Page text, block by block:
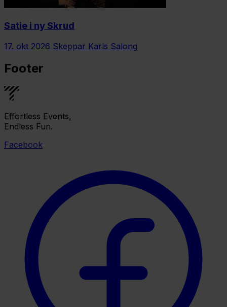
Satie i ny Skrud
17. okt 2026 Skeppar Karls Salong
Footer
Effortless Events,
Endless Fun.
Facebook